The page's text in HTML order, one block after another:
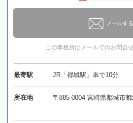
メールする
この事務所はメールでのお問合
最寄駅 JR「都城駅」車で10分
所在地 〒885-0004 宮崎県都城市